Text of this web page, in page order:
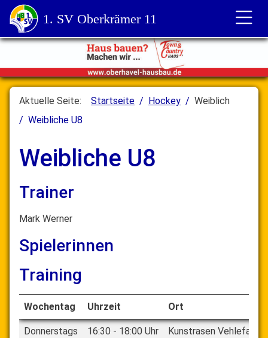
1. SV Oberkrämer 11
Aktuelle Seite: Startseite Hockey
Weiblich
Weibliche U8
Weibliche U8
Trainer
Mark Werner
Spielerinnen
Training
Wochentag Uhrzeit Ort
Donnerstags 16:30 - 18:00 Uhr Kunstrasen Vehlefanz